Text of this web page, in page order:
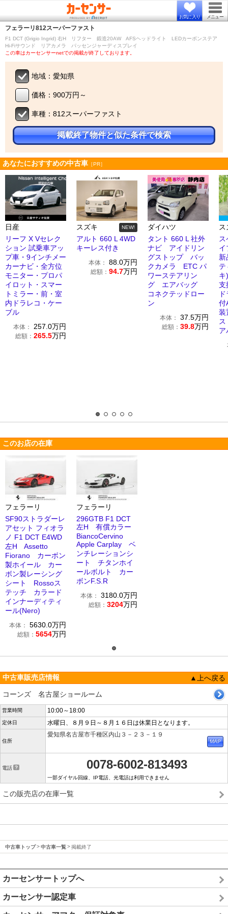
お気に入り メニュー
フェラーリ812スーパーファスト
F1 DCT (Grigio Ingrid) 右H リフター 鍛造20AW AFSヘッドライト LEDカーボンステア
Hi-Fiサウンド リアカメラ パッセンジャーディスプレイ
この車はカーセンサーnetでの掲載が終了しております。
地域：愛知県
価格：900万円～
車種：812スーパーファスト
掲載終了物件と似た条件で検索
あなたにおすすめの中古車 ［PR］
日産
リーフ X Vセレク
ション 試乗車アッ
プ車・9インチメー
カーナビ・全方位
モニター・プロパ
イロット・スマー
トミラー・前・室
内ドラレコ・ケー
ブル
本体： 257.0万円
総額： 265.5万円
スズキ NEW!
アルト 660 L 4WD
キーレス付き
本体： 88.0万円
総額： 94.7万円
ダイハツ
タント 660 L 社外
ナビ アイドリン
グストップ バッ
クカメラ ETC パ
ワーステアリン
グ エアバッグ
コネクテッドロー
ン
本体： 37.5万円
総額： 39.8万円
ス
イ
新
テ
キ
支
付
装
ア
このお店の在庫
フェラーリ
SF90ストラダーレ
アセット フィオラ
ノ F1 DCT E4WD
左H Assetto
Fiorano カーボン
製ホイール カー
ボン製レーシング
シート Rossoス
テッチ カラード
インナーディティ
ール(Nero)
本体： 5630.0万円
総額： 5654万円
フェラーリ
296GTB F1 DCT
左H 有償カラー
BiancoCervino
Apple Carplay ベ
ンチレーションシ
ート チタンホイ
ールボルト カー
ボンF.S.R
本体： 3180.0万円
総額： 3204万円
中古車販売店情報
▲上へ戻る
コーンズ 名古屋ショールーム
営業時間 10:00～18:00
定休日 水曜日、８月９日～８月１６日は休業日となります。
住所
愛知県名古屋市千種区内山３－２３－１９
電話 0078-6002-813493
一部ダイヤル回線、IP電話、光電話は利用できません
この販売店の在庫一覧
中古車トップ 中古車一覧 掲載終了
カーセンサートップへ
カーセンサー認定車